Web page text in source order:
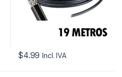
$4.99 Incl. IVA